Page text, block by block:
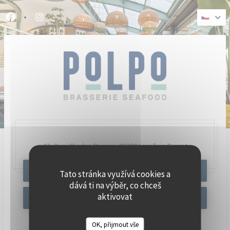
Panel pro správu cookies
Tato stránka využívá cookies a
dává ti na výběr, co chceš
aktivovat
OK, přijmout vše
Facebook ((otevře se v novém okně))
Instagram ((otevře se v novém okně))
47, Quai Charles Pasqua,92300 Levallois-Perret
REZERVOVAT STŮL
OFFER